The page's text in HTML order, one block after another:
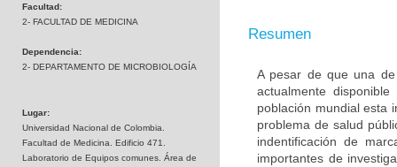
Facultad:
2- FACULTAD DE MEDICINA
Dependencia:
2- DEPARTAMENTO DE MICROBIOLOGÍA
Lugar:
Universidad Nacional de Colombia.
Facultad de Medicina. Edificio 471.
Laboratorio de Equipos comunes. Área de
Resumen
A pesar de que una
actualmente
población mundial esta
problema de salud
indentificación de
importantes de